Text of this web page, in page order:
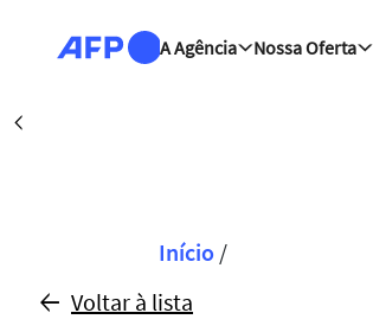
A Agência
Nossa Oferta
Início /
Voltar à lista